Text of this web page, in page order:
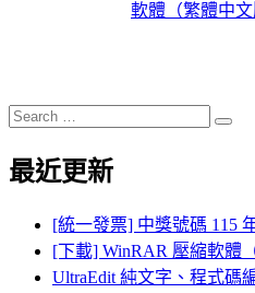
軟體（繁體中文
Search
for:
最近更新
[統一發票] 中獎號碼 115
[下載] WinRAR 壓縮軟體
UltraEdit 純文字、程式碼